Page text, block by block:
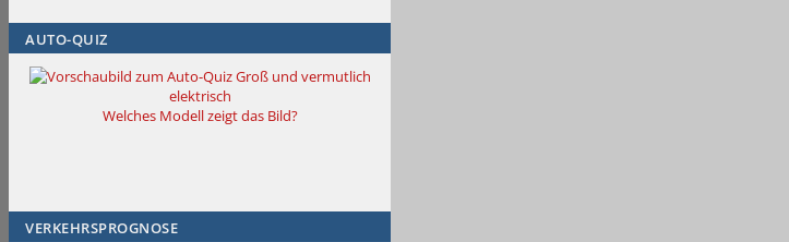
AUTO-QUIZ
Groß und vermutlich
elektrisch
Welches Modell zeigt das Bild?
VERKEHRSPROGNOSE